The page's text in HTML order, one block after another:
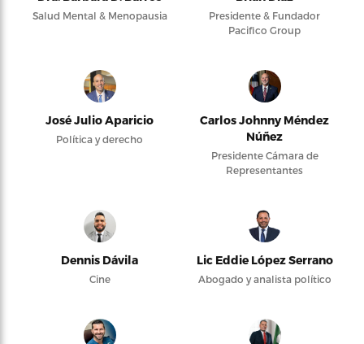
Salud Mental & Menopausia
Presidente & Fundador
Pacifico Group
José Julio Aparicio
Política y derecho
Carlos Johnny Méndez
Núñez
Presidente Cámara de
Representantes
Dennis Dávila
Cine
Lic Eddie López Serrano
Abogado y analista político